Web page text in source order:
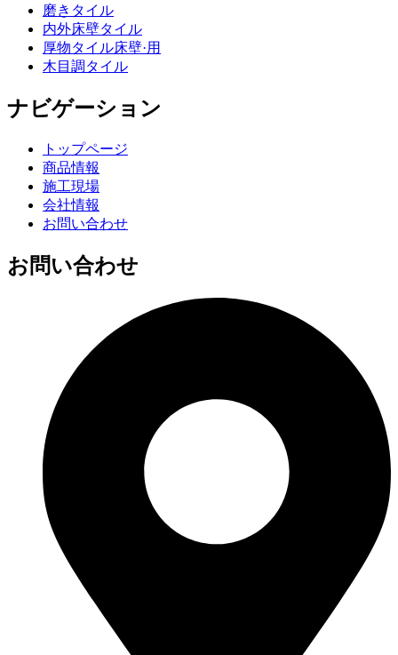
磨きタイル
内外床壁タイル
厚物タイル床壁·用
木目調タイル
ナビゲーション
トップページ
商品情報
施工現場
会社情報
お問い合わせ
お問い合わせ